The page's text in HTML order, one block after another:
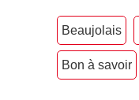
Beaujolais
Bon à savoir